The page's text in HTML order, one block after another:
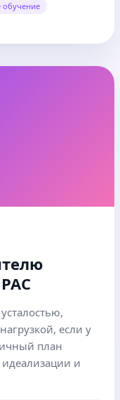
обучение
если у
план
и